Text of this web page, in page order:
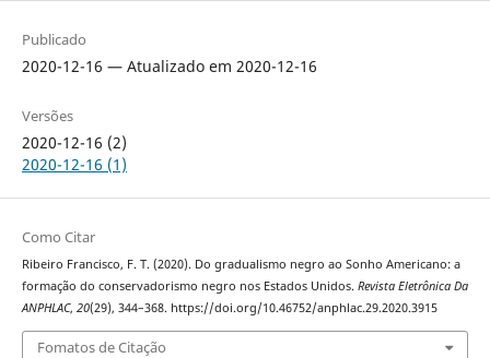
Publicado
2020-12-16 — Atualizado em 2020-12-16
Versões
2020-12-16 (2)
2020-12-16 (1)
Como Citar
Ribeiro Francisco, F. T. (2020). Do gradualismo negro ao Sonho Americano: a
formação do conservadorismo negro nos Estados Unidos. Revista Eletrônica Da
ANPHLAC, 20(29), 344–368. https://doi.org/10.46752/anphlac.29.2020.3915
Fomatos de Citação